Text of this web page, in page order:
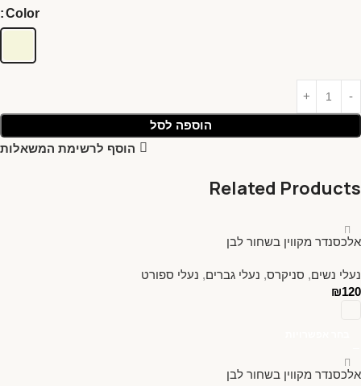
Color
הוספה לסל
הוסף לרשימת המשאלות
Related Products
אלכסנדר מקווין בשחור לבן
נעלי נשים, סניקרס, נעלי גברים, נעלי ספורט
₪120
אלכסנדר מקווין בשחור לבן